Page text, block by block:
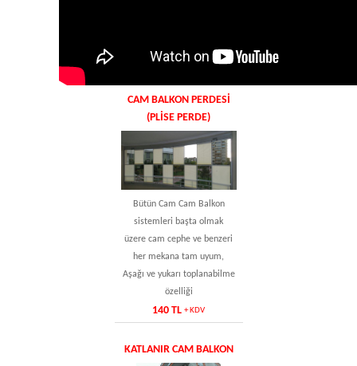
CAM BALKON PERDESI
(PLISE PERDE)
Bütün Cam Cam Balkon
sistemleri başta olmak
üzere cam cephe ve benzeri
her mekana tam uyum,
Aşağı ve yukarı toplanabilme
özelliği
140 TL + KDV
KATLANIR CAM BALKON